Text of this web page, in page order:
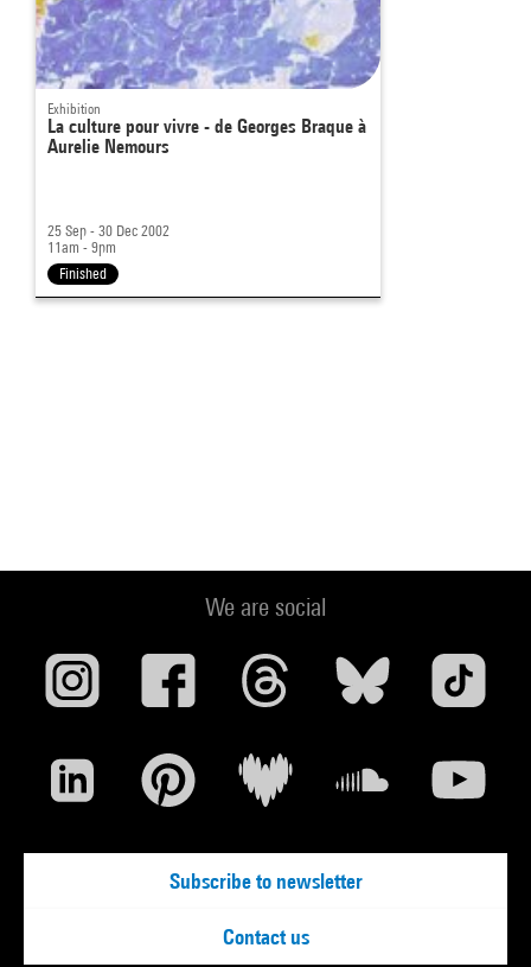
Exhibition
La culture pour vivre - de Georges Braque à
Aurelie Nemours
25 Sep - 30 Dec 2002
11am - 9pm
Finished
We are social
Subscribe to newsletter
Contact us